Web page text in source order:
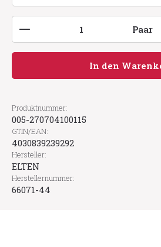
Produkt Anzahl: Gib den
Paar
In den
Produktnummer:
005-270704100115
GTIN/EAN:
4030839239292
Hersteller:
ELTEN
Herstellernummer:
66071-44